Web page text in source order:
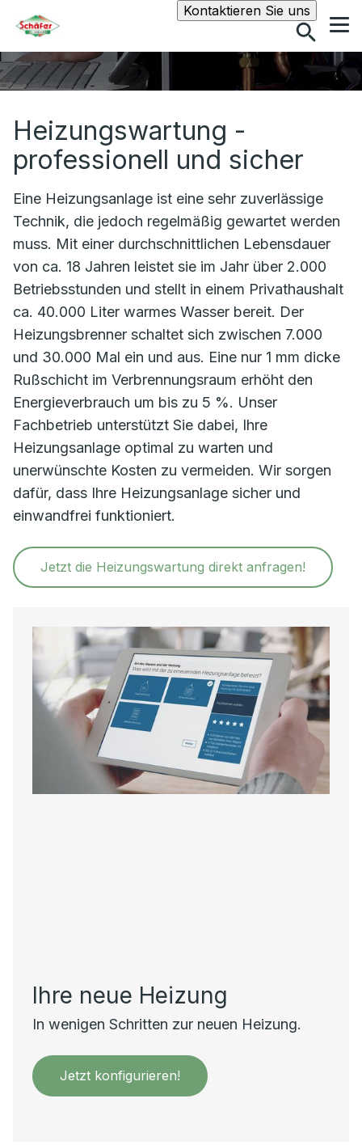
Kontaktieren Sie unsSuche
Heizungswartung -
professionell und sicher
Eine Heizungsanlage ist eine sehr zuverlässige
Technik, die jedoch regelmäßig gewartet werden
muss. Mit einer durchschnittlichen Lebensdauer
von ca. 18 Jahren leistet sie im Jahr über 2.000
Betriebsstunden und stellt in einem Privathaushalt
ca. 40.000 Liter warmes Wasser bereit. Der
Heizungsbrenner schaltet sich zwischen 7.000
und 30.000 Mal ein und aus. Eine nur 1 mm dicke
Rußschicht im Verbrennungsraum erhöht den
Energieverbrauch um bis zu 5 %. Unser
Fachbetrieb unterstützt Sie dabei, Ihre
Heizungsanlage optimal zu warten und
unerwünschte Kosten zu vermeiden. Wir sorgen
dafür, dass Ihre Heizungsanlage sicher und
einwandfrei funktioniert.
Jetzt die Heizungswartung direkt anfragen!
Ihre neue Heizung
In wenigen Schritten zur neuen Heizung.
Jetzt konfigurieren!